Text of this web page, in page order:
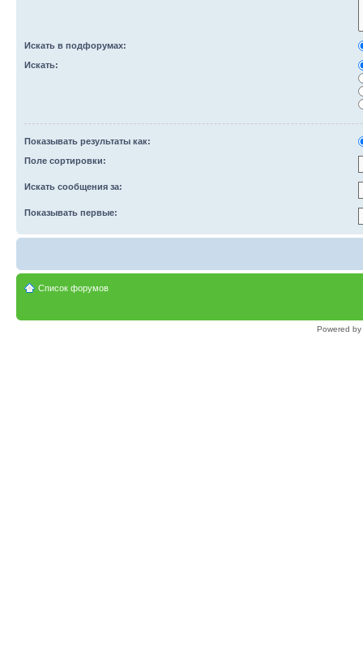
Искать в подфорумах:
Искать:
Показывать результаты как:
Поле сортировки:
Искать сообщения за:
Показывать первые:
Список форумов
Powered by